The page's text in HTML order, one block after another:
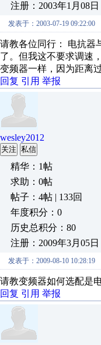
注册：2003年1月08日
发表于：2003-07-19 09:22:00
请教各位同行： 电抗器
了。但我这不要求调速
变频器一样，因为距离
回复 引用 举报
wesley2012
关注 私信
精华：1帖
求助：0帖
帖子：4帖 | 133回
年度积分：0
历史总积分：80
注册：2009年3月05日
发表于：2009-08-10 10:28:19
请教变频器如何选配是
回复 引用 举报